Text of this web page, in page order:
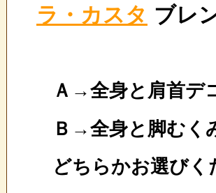
ラ・カスタ ブレ
Ａ→全身と肩首デ
Ｂ→全身と脚むく
どちらかお選びく